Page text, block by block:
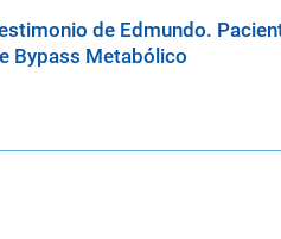
de Edmundo.
Bypass Metabólico